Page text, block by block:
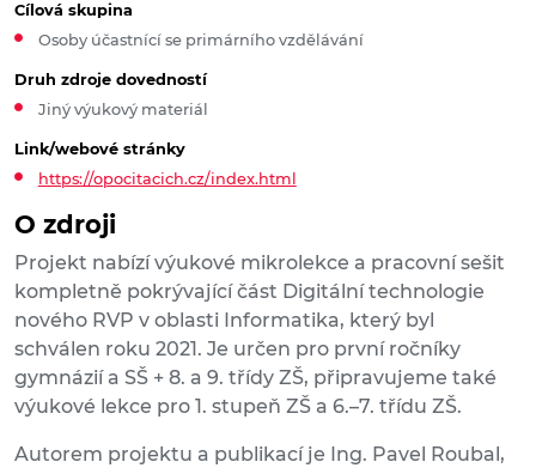
O zdroji
Projekt nabízí výukové mikrolekce a pracovní sešit
kompletně pokrývající část Digitální technologie
nového RVP v oblasti Informatika, který byl
schválen roku 2021. Je určen pro první ročníky
gymnázií a SŠ + 8. a 9. třídy ZŠ, připravujeme také
výukové lekce pro 1. stupeň ZŠ a 6.–7. třídu ZŠ.
Autorem projektu a publikací je Ing. Pavel Roubal,
Cílová skupina
Osoby účastnící se primárního vzdělávání
Druh zdroje dovedností
Jiný výukový materiál
Link/webové stránky
https://opocitacich.cz/index.html